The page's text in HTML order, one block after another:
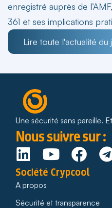
enregistré auprès de
361 et ses implications
Lire toute l'actualité du
Une sécurité sans pareille.
Nous suivre sur :
Société Crypcool
A propos
Sécurité et transparence